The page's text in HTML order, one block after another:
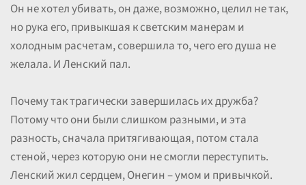
Он не хотел убивать, он даже, возможно, целил не так,
но рука его, привыкшая к светским манерам и
холодным расчетам, совершила то, чего его душа не
желала. И Ленский пал.
Почему так трагически завершилась их дружба?
Потому что они были слишком разными, и эта
разность, сначала притягивающая, потом стала
стеной, через которую они не смогли переступить.
Ленский жил сердцем, Онегин – умом и привычкой.